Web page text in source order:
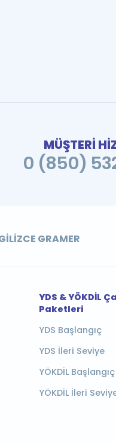
MÜŞTERİ
0 (850)
GRAMER
YDS & YÖKDİL
Paketleri
YDS Başlangıç
YDS İleri Seviye
YÖKDİL Başlangıç
YÖKDİL İleri